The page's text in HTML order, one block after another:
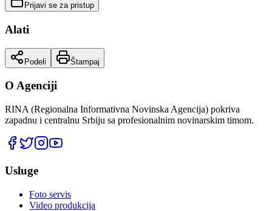
Prijavi se za pristup
Alati
Podeli Štampaj
O Agenciji
RINA (Regionalna Informativna Novinska Agencija) pokriva
zapadnu i centralnu Srbiju sa profesionalnim novinarskim timom.
Usluge
Foto servis
Video produkcija